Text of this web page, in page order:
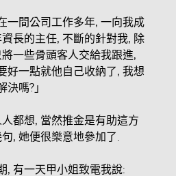
一間公司工作多年, 一向我成
長的主任, 不斷的針對我, 除
將一些骨頭客人交給我跟進,
好一點就他自己收納了, 我想
決嗎?」
都想, 當然推金是有助這方
, 她便很樂意地參加了.
, 有一天甲小姐致電我說: